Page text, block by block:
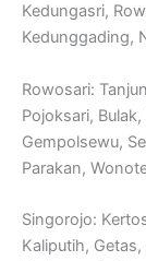
Kedungasri,
Kedunggading,
Rowosari:
Pojoksari,
Gempolsewu,
Parakan,
Singorojo:
Kaliputih,